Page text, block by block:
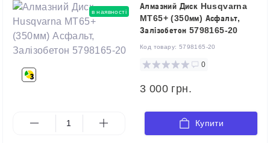
в наявності
Алмазний Диск Husqvarna
MT65+ (350мм) Асфальт,
Залізобетон 5798165-20
Код товару: 5798165-20
0
3 000 грн.
Купити